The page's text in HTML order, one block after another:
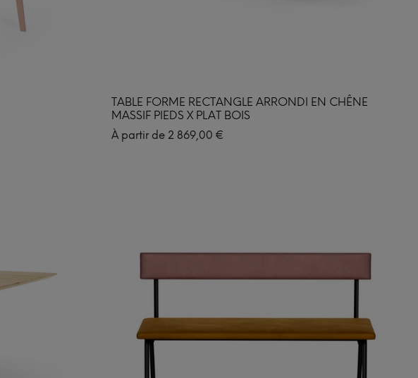
TABLE FORME RECTANGLE ARRONDI EN CHÊNE
MASSIF PIEDS X PLAT BOIS
À partir de 2 869,00 €